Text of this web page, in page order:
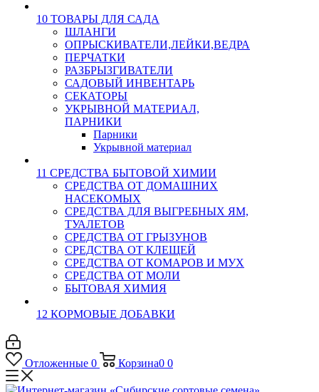
10 ТОВАРЫ ДЛЯ САДА
ШЛАНГИ
ОПРЫСКИВАТЕЛИ,ЛЕЙКИ,ВЕДРА
ПЕРЧАТКИ
РАЗБРЫЗГИВАТЕЛИ
САДОВЫЙ ИНВЕНТАРЬ
СЕКАТОРЫ
УКРЫВНОЙ МАТЕРИАЛ,
ПАРНИКИ
Парники
Укрывной материал
11 СРЕДСТВА БЫТОВОЙ ХИМИИ
СРЕДСТВА ОТ ДОМАШНИХ
НАСЕКОМЫХ
СРЕДСТВА ДЛЯ ВЫГРЕБНЫХ ЯМ,
ТУАЛЕТОВ
СРЕДСТВА ОТ ГРЫЗУНОВ
СРЕДСТВА ОТ КЛЕЩЕЙ
СРЕДСТВА ОТ КОМАРОВ И МУХ
СРЕДСТВА ОТ МОЛИ
БЫТОВАЯ ХИМИЯ
12 КОРМОВЫЕ ДОБАВКИ
Отложенные 0 Корзина0 0